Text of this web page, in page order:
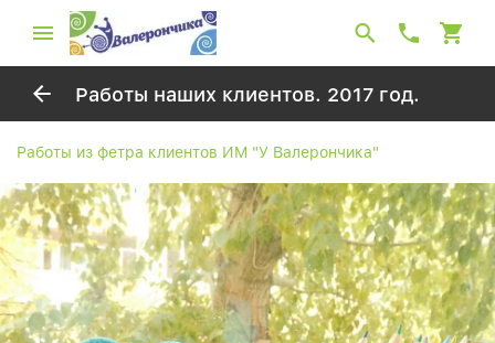
Работы наших клиентов. 2017 год.
Работы из фетра клиентов ИМ "У Валерончика"